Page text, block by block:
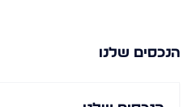
הנכסים שלנו